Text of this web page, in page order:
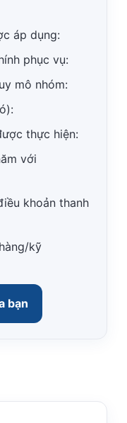
áp dụng:
phục vụ:
mô nhóm:
thực hiện:
với
khoản thanh
kỹ
bạn